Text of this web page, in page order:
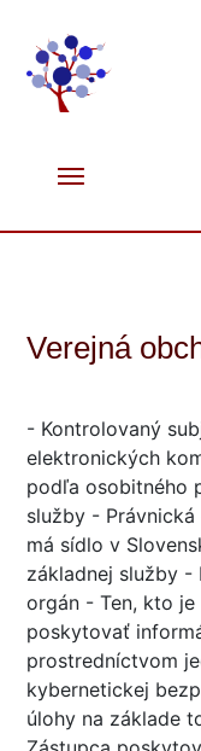
Verejná
- Kontrolovaný
elektronických
podľa osobitného
služby -
má sídlo v
základnej služby -
orgán - Ten, kto
poskytovať
prostredníctvom
kybernetickej
úlohy na základe